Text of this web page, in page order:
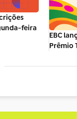
feira
EBC
Prêmio